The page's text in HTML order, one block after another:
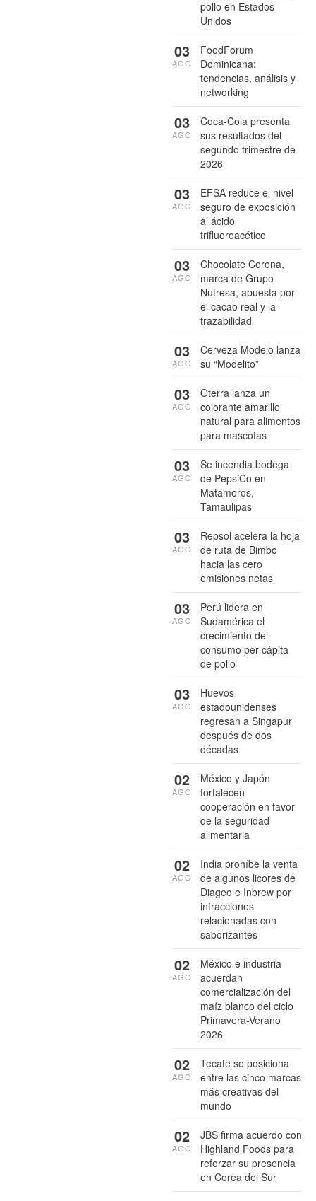
pollo en Estados
Unidos
FoodForum
Dominicana:
tendencias, análisis y
networking
03
AGO
Coca-Cola presenta
sus resultados del
segundo trimestre de
2026
03
AGO
EFSA reduce el nivel
seguro de exposición
al ácido
trifluoroacético
03
AGO
Chocolate Corona,
marca de Grupo
Nutresa, apuesta por
el cacao real y la
trazabilidad
03
AGO
Cerveza Modelo lanza
su “Modelito”
03
AGO
Oterra lanza un
colorante amarillo
natural para alimentos
para mascotas
03
AGO
Se incendia bodega
de PepsiCo en
Matamoros,
Tamaulipas
03
AGO
Repsol acelera la hoja
de ruta de Bimbo
hacia las cero
emisiones netas
03
AGO
Perú lidera en
Sudamérica el
crecimiento del
consumo per cápita
de pollo
03
AGO
Huevos
estadounidenses
regresan a Singapur
después de dos
décadas
03
AGO
México y Japón
fortalecen
cooperación en favor
de la seguridad
alimentaria
02
AGO
India prohíbe la venta
de algunos licores de
Diageo e Inbrew por
infracciones
relacionadas con
saborizantes
02
AGO
México e industria
acuerdan
comercialización del
maíz blanco del ciclo
Primavera-Verano
2026
02
AGO
Tecate se posiciona
entre las cinco marcas
más creativas del
mundo
02
AGO
JBS firma acuerdo con
Highland Foods para
reforzar su presencia
en Corea del Sur
02
AGO